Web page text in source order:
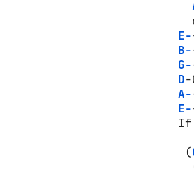
E-
B-
G-
D
A-
E-
If
  (